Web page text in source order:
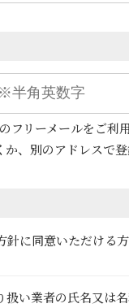
フリーメールをご
、別のアドレスで登
に同意いただける方
扱い業者の氏名又は